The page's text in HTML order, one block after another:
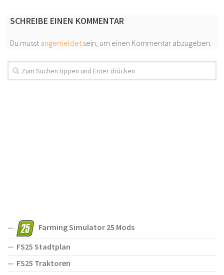
SCHREIBE EINEN KOMMENTAR
Du musstangemeldetsein, um einen Kommentar abzugeben.
Farming Simulator 25 Mods
FS25 Stadtplan
FS25 Traktoren